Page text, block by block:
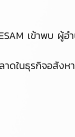
เข้าพบ ผู้อ
ดในธุรกิจอสังห